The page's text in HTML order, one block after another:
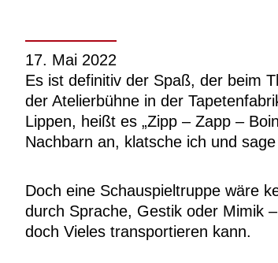
17. Mai 2022
Es ist definitiv der Spaß, der beim
der Atelierbühne in der
Lippen, heißt es „Zipp – Zapp –
Nachbarn an, klatsche ich und
Doch eine Schauspieltruppe wäre
durch Sprache, Gestik oder Mimik
doch Vieles transportieren kann.